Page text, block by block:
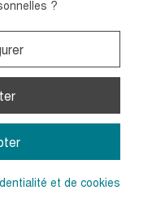
?
et de cookies